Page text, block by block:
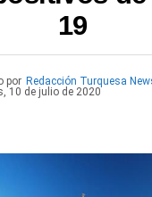
19
por Redacción Turquesa
10 de julio de 2020